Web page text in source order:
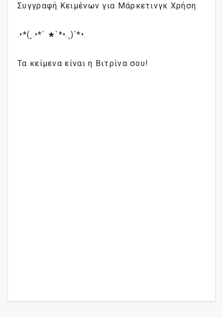
Συγγραφή Κειμένων για Μάρκετινγκ Χρήση
.•*(¸.•*´ ★`*•.¸)`*•.
Τα κείμενα είναι η Βιτρίνα σου!